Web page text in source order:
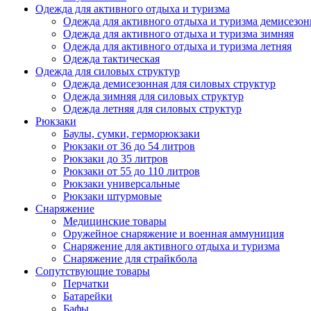
Одежда для активного отдыха и туризма
Одежда для активного отдыха и туризма
Одежда для активного отдыха и туризма зимняя
Одежда для активного отдыха и туризма летняя
Одежда тактическая
Одежда для силовых структур
Одежда демисезонная для силовых структур
Одежда зимняя для силовых структур
Одежда летняя для силовых структур
Рюкзаки
Баулы, сумки, герморюкзаки
Рюкзаки от 36 до 54 литров
Рюкзаки до 35 литров
Рюкзаки от 55 до 110 литров
Рюкзаки универсальные
Рюкзаки штурмовые
Снаряжение
Медицинские товары
Оружейное снаряжение и военная аммуниция
Снаряжение для активного отдыха и туризма
Снаряжение для страйкбола
Сопутствующие товары
Перчатки
Батарейки
Бафы